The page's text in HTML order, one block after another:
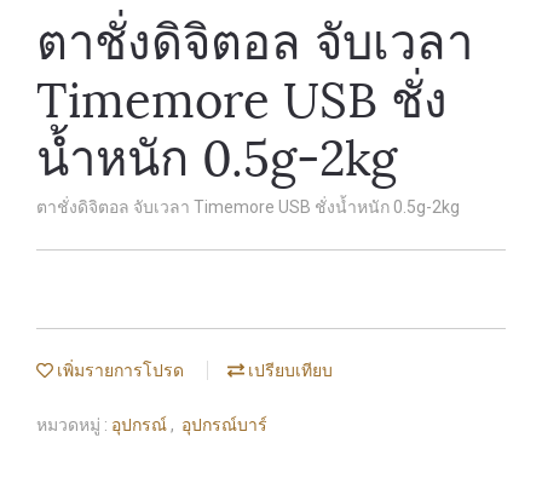
ตาชั่งดิจิตอล จับเวลา
Timemore USB ชั่ง
น้ำหนัก 0.5g-2kg
ตาชั่งดิจิตอล จับเวลา Timemore USB ชั่งน้ำหนัก 0.5g-2kg
เพิ่มรายการโปรด เปรียบเทียบ
หมวดหมู่ : อุปกรณ์ , อุปกรณ์บาร์